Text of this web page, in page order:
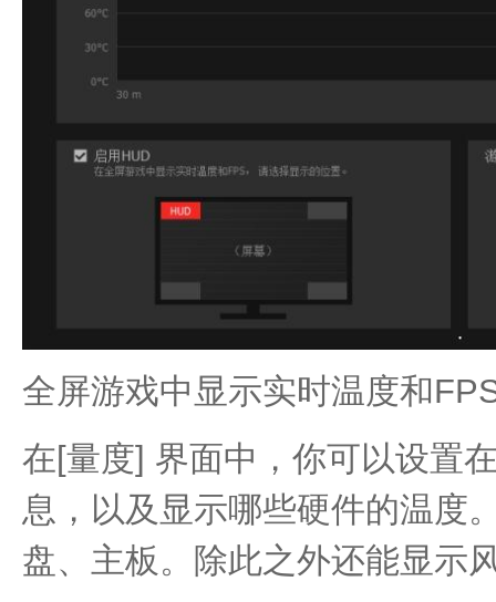
全屏游戏中显示实时温度和
在[量度] 界面中，你可以设置
息，以及显示哪些硬件的温度
盘、主板。除此之外还能显示